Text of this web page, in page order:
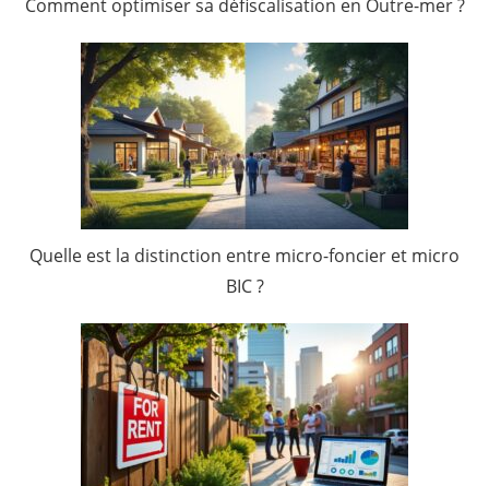
Comment optimiser sa défiscalisation en Outre-mer ?
Quelle est la distinction entre micro-foncier et micro
BIC ?